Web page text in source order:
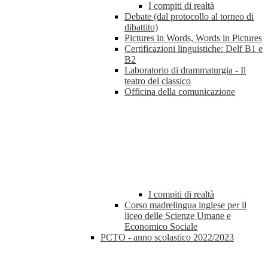
I compiti di realtà
Debate (dal protocollo al torneo di
dibattito)
Pictures in Words, Words in Pictures
Certificazioni linguistiche: Delf B1 e
B2
Laboratorio di drammaturgia - Il
teatro del classico
Officina della comunicazione
I compiti di realtà
Corso madrelingua inglese per il
liceo delle Scienze Umane e
Economico Sociale
PCTO - anno scolastico 2022/2023